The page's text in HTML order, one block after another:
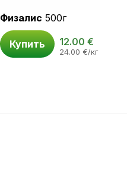
Физалис 500г
Купить 12.00 €
24.00 €/кг